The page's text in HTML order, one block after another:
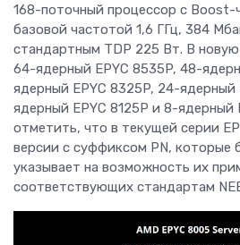
168-поточный процессор с Boost-
базовой частотой 1,6 ГГц, 384
стандартным TDP 225 Вт. В
64-ядерный EPYC 8535P, 48-
ядерный EPYC 8325P, 24-ядерный
ядерный EPYC 8125P и 8-ядерный
отметить, что в текущей серии
версии с суффиксом PN, которые
указывает на возможность их
соответствующих стандартам